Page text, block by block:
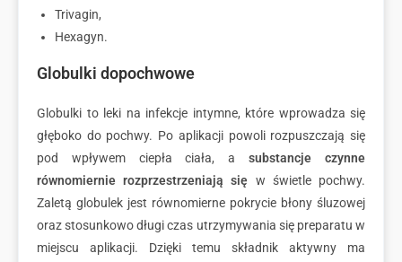
Trivagin,
Hexagyn.
Globulki dopochwowe
Globulki to leki na infekcje intymne, które wprowadza się
głęboko do pochwy. Po aplikacji powoli rozpuszczają się
pod wpływem ciepła ciała, asubstancje czynne
równomiernie rozprzestrzeniają się w świetle pochwy.
Zaletą globulek jest równomierne pokrycie błony śluzowej
oraz stosunkowo długi czas utrzymywania się preparatu w
miejscu aplikacji. Dzięki temu składnik aktywny ma